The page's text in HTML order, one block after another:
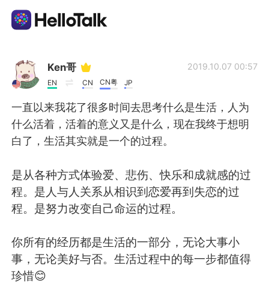
Language Exchange App
AI Grammar Checker
English
简体中文 繁體中文
Español العربية
Français Deutsch
日本語
Ken哥
EN CN CN粤 JP
2019.10.07 00:57
一直以来我花了很多时间去思考什么是生活，人为
什么活着，活着的意义又是什么，现在我终于想明
白了，生活其实就是一个的过程。
是从各种方式体验爱、悲伤、快乐和成就感的过
程。是人与人关系从相识到恋爱再到失恋的过
程。是努力改变自己命运的过程。
你所有的经历都是生活的一部分，无论大事小
事，无论美好与否。生活过程中的每一步都值得
珍惜😊